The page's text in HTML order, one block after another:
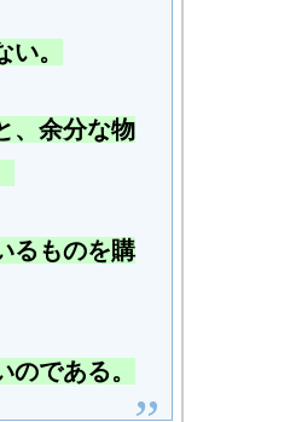
。
、余分な物
るものを購
である。